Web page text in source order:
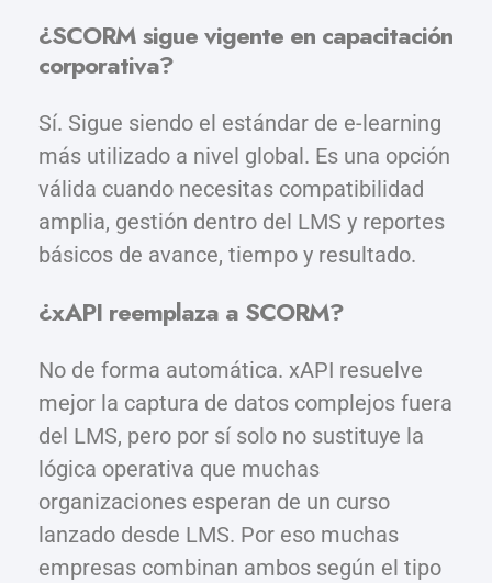
¿SCORM sigue vigente en capacitación
corporativa?
Sí. Sigue siendo el estándar de e-learning
más utilizado a nivel global. Es una opción
válida cuando necesitas compatibilidad
amplia, gestión dentro del LMS y reportes
básicos de avance, tiempo y resultado.
¿xAPI reemplaza a SCORM?
No de forma automática. xAPI resuelve
mejor la captura de datos complejos fuera
del LMS, pero por sí solo no sustituye la
lógica operativa que muchas
organizaciones esperan de un curso
lanzado desde LMS. Por eso muchas
empresas combinan ambos según el tipo